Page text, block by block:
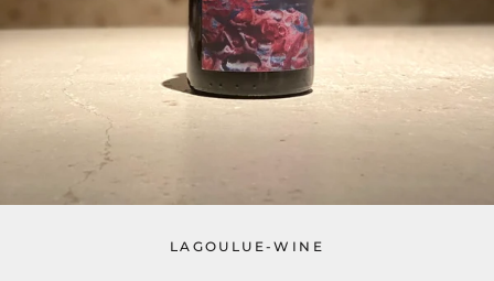
LAGOULUE-WINE